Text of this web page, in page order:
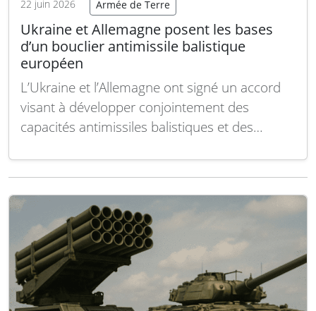
22 juin 2026 Armée de Terre
Ukraine et Allemagne posent les bases
d’un bouclier antimissile balistique
européen
L’Ukraine et l’Allemagne ont signé un accord
visant à développer conjointement des
capacités antimissiles balistiques et des
démarche européenne commune pour faire
plus sophistiquées. Cette initiative ambitionne
de combiner les efforts ukrainiens
d’élaboration d’une capacité antimissile
balistique…
Lire la suite